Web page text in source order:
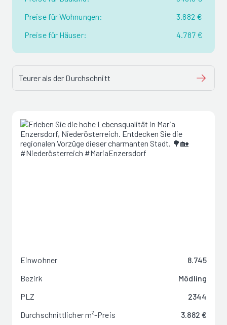
Preise für Wohnungen:
3.882 €
Preise für Häuser:
4.787 €
Teurer als der Durchschnitt
Einwohner
8.745
Bezirk
Mödling
PLZ
2344
Durchschnittlicher m²-Preis
3.882 €